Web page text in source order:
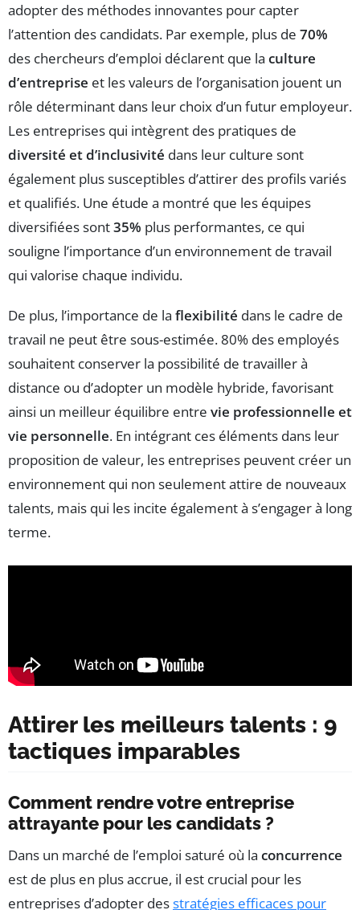
adopter des méthodes innovantes pour capter
l’attention des candidats. Par exemple, plus de 70%
des chercheurs d’emploi déclarent que la culture
d’entreprise et les valeurs de l’organisation jouent un
rôle déterminant dans leur choix d’un futur employeur.
Les entreprises qui intègrent des pratiques de
diversité et d’inclusivité dans leur culture sont
également plus susceptibles d’attirer des profils variés
et qualifiés. Une étude a montré que les équipes
diversifiées sont35% plus performantes, ce qui
souligne l’importance d’un environnement de travail
qui valorise chaque individu.
De plus, l’importance de la flexibilité dans le cadre de
travail ne peut être sous-estimée. 80% des employés
souhaitent conserver la possibilité de travailler à
distance ou d’adopter un modèle hybride, favorisant
ainsi un meilleur équilibre entre vie professionnelle et
vie personnelle. En intégrant ces éléments dans leur
proposition de valeur, les entreprises peuvent créer un
environnement qui non seulement attire de nouveaux
talents, mais qui les incite également à s’engager à long
terme.
Attirer les meilleurs talents : 9
tactiques imparables
Comment rendre votre entreprise
attrayante pour les candidats ?
Dans un marché de l’emploi saturé où la concurrence
est de plus en plus accrue, il est crucial pour les
entreprises d’adopter desstratégies efficaces pour